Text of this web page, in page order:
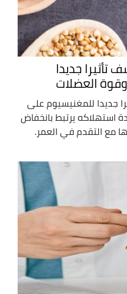
جديدا
العضلات
جديدا للمغنيسيوم على
استهلاكه يرتبط بانخفاض
مع التقدم في العمر.